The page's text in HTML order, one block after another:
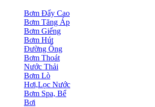
Bơm Đẩy Cao
Bơm Tăng Áp
Bơm Giếng
Bơm Hút
Đường Ống
Bơm Thoát
Nước Thải
Bơm Lò
Hơi,Lọc Nước
Bơm Spa, Bể
Bơi